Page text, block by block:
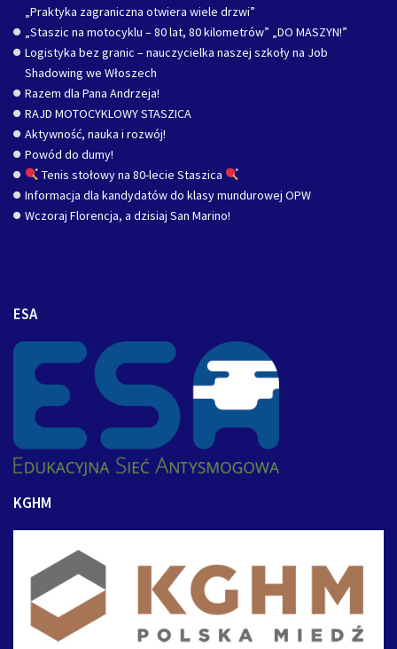
„Praktyka zagraniczna otwiera wiele drzwi”
„Staszic na motocyklu – 80 lat, 80 kilometrów” „DO MASZYN!”
Logistyka bez granic – nauczycielka naszej szkoły na Job
Shadowing we Włoszech
Razem dla Pana Andrzeja!
RAJD MOTOCYKLOWY STASZICA
Aktywność, nauka i rozwój!
Powód do dumy!
Tenis stołowy na 80-lecie Staszica
Informacja dla kandydatów do klasy mundurowej OPW
Wczoraj Florencja, a dzisiaj San Marino!
ESA
KGHM